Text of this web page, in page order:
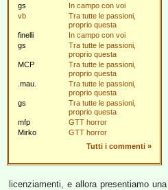
gs
In campo con voi
vb
Tra tutte le passioni,
proprio questa
finelli
In campo con voi
gs
Tra tutte le passioni,
proprio questa
MCP
Tra tutte le passioni,
proprio questa
.mau.
Tra tutte le passioni,
proprio questa
gs
Tra tutte le passioni,
proprio questa
mfp
GTT horror
Mirko
GTT horror
Tutti i commenti »
licenziamenti, e allora presentiamo una